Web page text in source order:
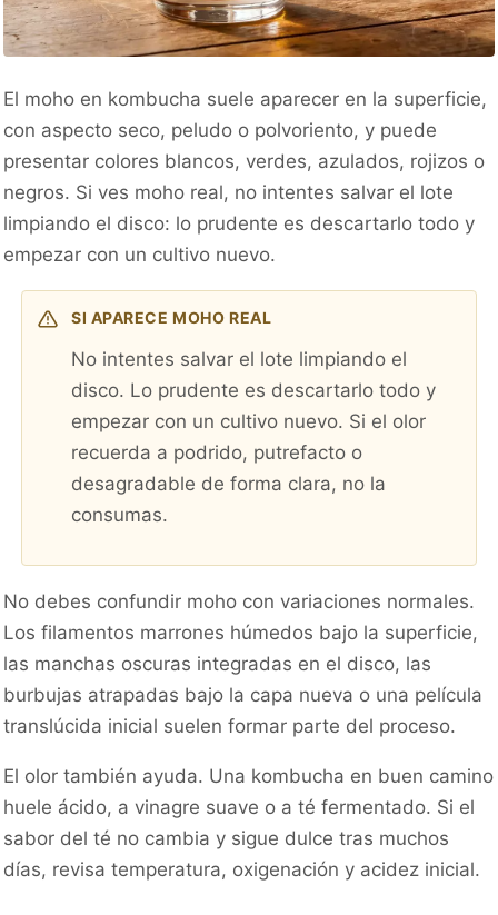
El moho en kombucha suele aparecer en la superficie,
con aspecto seco, peludo o polvoriento, y puede
presentar colores blancos, verdes, azulados, rojizos o
negros. Si ves moho real, no intentes salvar el lote
limpiando el disco: lo prudente es descartarlo todo y
empezar con un cultivo nuevo.
SI APARECE MOHO REAL
No intentes salvar el lote limpiando el
disco. Lo prudente es descartarlo todo y
empezar con un cultivo nuevo. Si el olor
recuerda a podrido, putrefacto o
desagradable de forma clara, no la
consumas.
No debes confundir moho con variaciones normales.
Los filamentos marrones húmedos bajo la superficie,
las manchas oscuras integradas en el disco, las
burbujas atrapadas bajo la capa nueva o una película
translúcida inicial suelen formar parte del proceso.
El olor también ayuda. Una kombucha en buen camino
huele ácido, a vinagre suave o a té fermentado. Si el
sabor del té no cambia y sigue dulce tras muchos
días, revisa temperatura, oxigenación y acidez inicial.